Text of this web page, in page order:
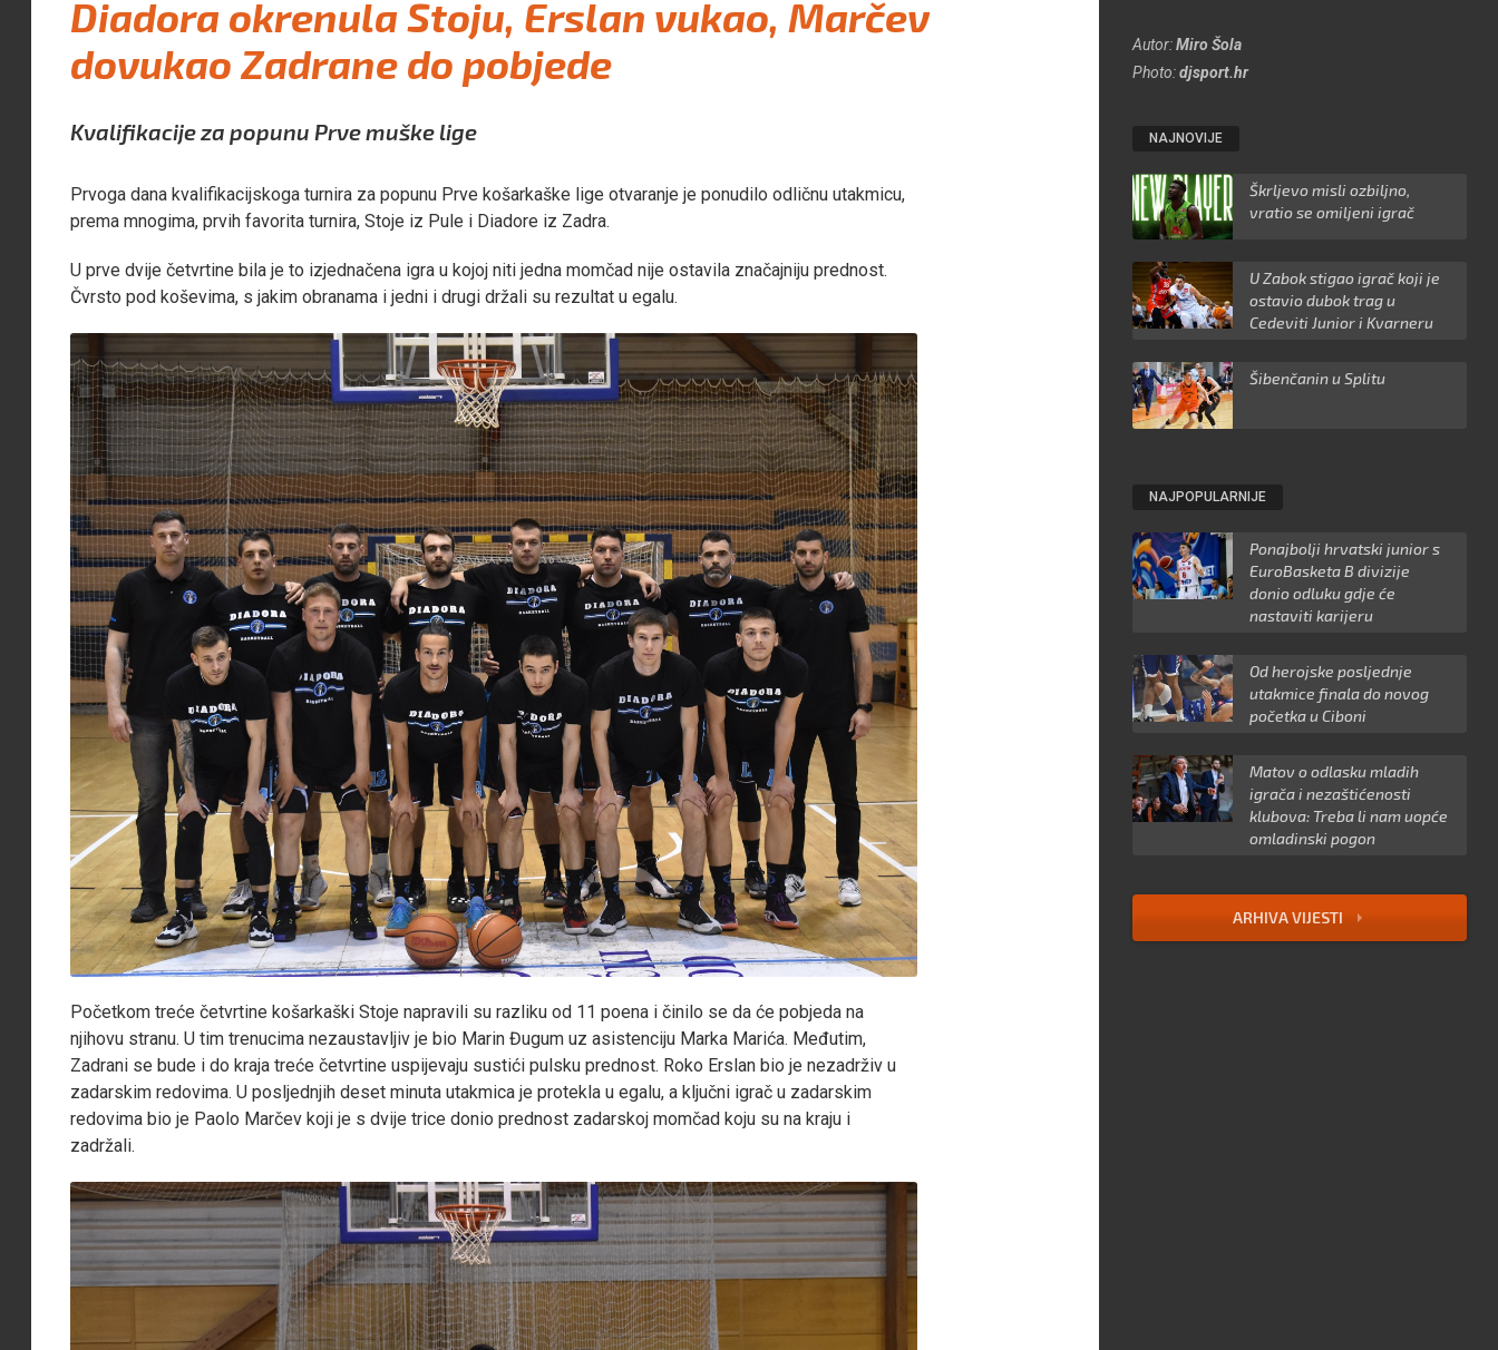
Diadora okrenula Stoju, Erslan vukao, Marčev
dovukao Zadrane do pobjede
Autor:Miro Šola
Photo:djsport.hr
Kvalifikacije za popunu Prve muške lige
Prvoga dana kvalifikacijskoga turnira za popunu Prve košarkaške lige otvaranje je ponudilo odličnu utakmicu,
prema mnogima, prvih favorita turnira, Stoje iz Pule i Diadore iz Zadra.
U prve dvije četvrtine bila je to izjednačena igra u kojoj niti jedna momčad nije ostavila značajniju prednost.
Čvrsto pod koševima, s jakim obranama i jedni i drugi držali su rezultat u egalu.
Početkom treće četvrtine košarkaški Stoje napravili su razliku od 11 poena i činilo se da će pobjeda na
njihovu stranu. U tim trenucima nezaustavljiv je bio Marin Đugum uz asistenciju Marka Marića. Međutim,
Zadrani se bude i do kraja treće četvrtine uspijevaju sustići pulsku prednost. Roko Erslan bio je nezadrživ u
zadarskim redovima. U posljednjih deset minuta utakmica je protekla u egalu, a ključni igrač u zadarskim
redovima bio je Paolo Marčev koji je s dvije trice donio prednost zadarskoj momčad koju su na kraju i
zadržali.
NAJNOVIJE
Škrljevo misli ozbiljno,
vratio se omiljeni igrač
U Zabok stigao igrač koji je
ostavio dubok trag u
Cedeviti Junior i Kvarneru
Šibenčanin u Splitu
NAJPOPULARNIJE
Ponajbolji hrvatski junior s
EuroBasketa B divizije
donio odluku gdje će
nastaviti karijeru
Od herojske posljednje
utakmice finala do novog
početka u Ciboni
Matov o odlasku mladih
igrača i nezaštićenosti
klubova: Treba li nam uopće
omladinski pogon
ARHIVA VIJESTI